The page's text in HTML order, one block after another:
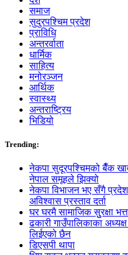
समाज
सुदुरपश्चिम प्रदेश
प्राविधि
अन्तरर्वाता
धार्मिक
साहित्य
मनोरञ्जन
आर्थिक
स्वास्थ्य
अन्तराष्ट्रिय
भिडियो
Trending:
नेकपा सुदूरपश्चिमको बैँक
नेपाल समूहले झिक्य‍ो
नेकपा विभाजन भए सँगै
अविश्वास प्रस्ताव दर्ता
घर घरमै सामाजिक सुुरक्षा
ढकारी गाउँपालिकाका
लिईएको छैन
डिएसपी थापा